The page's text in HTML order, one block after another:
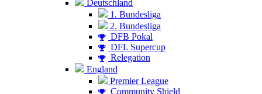
Deutschland
1. Bundesliga
2. Bundesliga
DFB Pokal
DFL Supercup
Relegation
England
Premier League
Community Shield